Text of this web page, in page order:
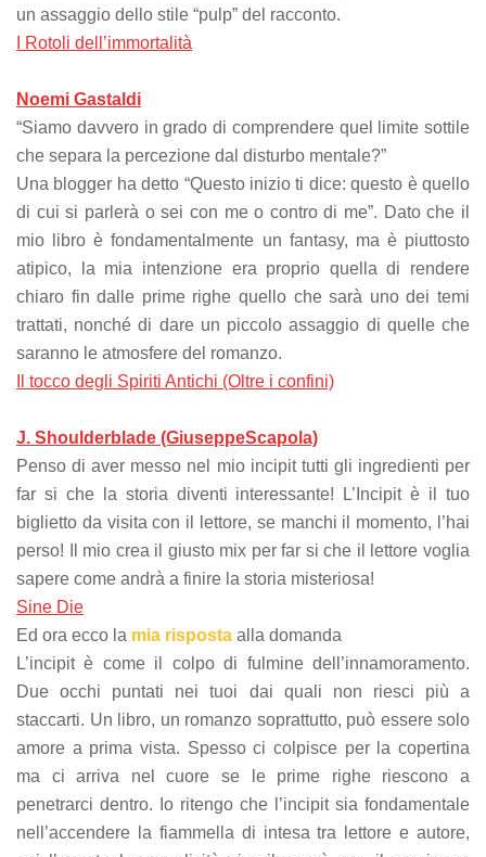
un assaggio dello stile “pulp” del racconto.
I Rotoli dell’immortalità
Noemi Gastaldi
“Siamo davvero in grado di comprendere quel limite sottile
che separa la percezione dal disturbo mentale?”
Una blogger ha detto “Questo inizio ti dice: questo è quello
di cui si parlerà o sei con me o contro di me”. Dato che il
mio libro è fondamentalmente un fantasy, ma è piuttosto
atipico, la mia intenzione era proprio quella di rendere
chiaro fin dalle prime righe quello che sarà uno dei temi
trattati, nonché di dare un piccolo assaggio di quelle che
saranno le atmosfere del romanzo.
Il tocco degli Spiriti Antichi (Oltre i confini)
J. Shoulderblade (GiuseppeScapola)
Penso di aver messo nel mio incipit tutti gli ingredienti per
far si che la storia diventi interessante! L’Incipit è il tuo
biglietto da visita con il lettore, se manchi il momento, l’hai
perso! Il mio crea il giusto mix per far si che il lettore voglia
sapere come andrà a finire la storia misteriosa!
Sine Die
Ed ora ecco la mia risposta alla domanda
L’incipit è come il colpo di fulmine dell’innamoramento.
Due occhi puntati nei tuoi dai quali non riesci più a
staccarti. Un libro, un romanzo soprattutto, può essere solo
amore a prima vista. Spesso ci colpisce per la copertina
ma ci arriva nel cuore se le prime righe riescono a
penetrarci dentro. Io ritengo che l’incipit sia fondamentale
nell’accendere la fiammella di intesa tra lettore e autore,